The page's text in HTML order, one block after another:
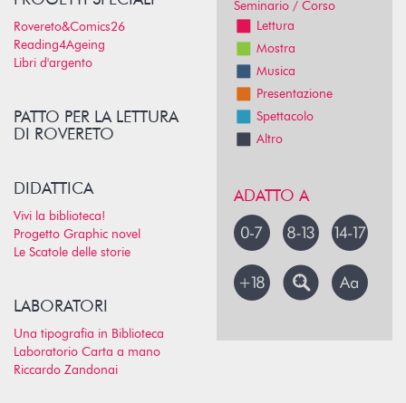
Rovereto&Comics26
Reading4Ageing
Libri d'argento
PATTO PER LA LETTURA
DI ROVERETO
DIDATTICA
Vivi la biblioteca!
Progetto Graphic novel
Le Scatole delle storie
LABORATORI
Una tipografia in Biblioteca
Laboratorio Carta a mano
Riccardo Zandonai
Seminario / Corso
Lettura
Mostra
Musica
Presentazione
Spettacolo
Altro
ADATTO A